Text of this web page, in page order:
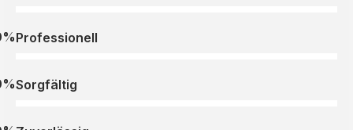
Professionell
Sorgfältig